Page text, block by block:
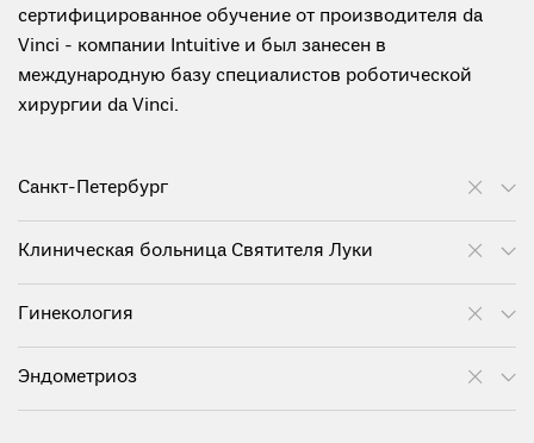
сертифицированное обучение от производителя da
Vinci - компании Intuitive и был занесен в
международную базу специалистов роботической
хирургии da Vinci.
Санкт-Петербург
Клиническая больница Святителя Луки
Гинекология
Эндометриоз